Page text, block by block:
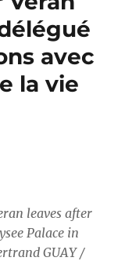
avec
la vie
leaves after
Palace in
GUAY /